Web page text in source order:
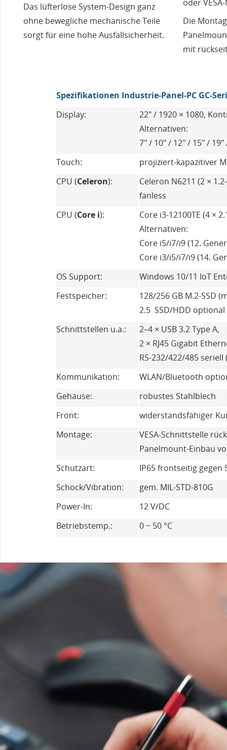
Das lüfterlose System-Design ganz
ohne bewegliche mechanische Teile
sorgt für eine hohe Ausfallsicherheit.
Die
mit
Spezifikationen Industrie-Panel-PC GC-
Display:
22" / 1920 × 1080,
Alternativen:
7" / 10" / 12" / 15" / 19"
Touch:
projiziert-kapazitiver
CPU (Celeron):
Celeron N6211 (2 ×
fanless
CPU (Core i):
Core i3-12100TE (4 ×
Alternativen:
Core i5/i7/i9 (12.
Core i3/i5/i7/i9 (14.
OS Support:
Windows 10/11 IoT
Festspeicher:
128/256 GB M.2-SSD
2.5 SSD/HDD optional
Schnittstellen u.a.:
2–4 × USB 3.2 Type A,
2 × RJ45 Gigabit
RS-232/422/485 seriell
Kommunikation:
WLAN/Bluetooth
Gehäuse:
robustes Stahlblech
Front:
widerstandsfähiger
Montage:
VESA-Schnittstelle
Panelmount-Einbau
Schutzart:
IP65 frontseitig gegen
Schock/Vibration:
gem. MIL-STD-810G
Power-In:
12 V/DC
Betriebstemp.:
0 ~ 50 °C